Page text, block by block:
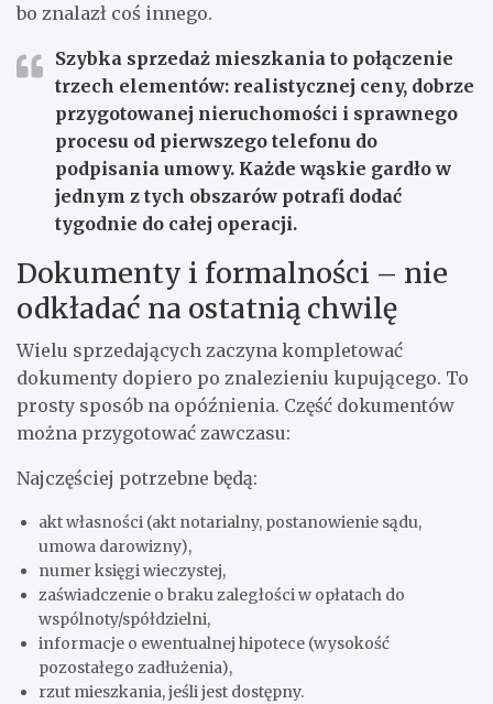
bo znalazł coś innego.
Szybka sprzedaż mieszkania to połączenie
trzech elementów: realistycznej ceny, dobrze
przygotowanej nieruchomości i sprawnego
procesu od pierwszego telefonu do
podpisania umowy. Każde wąskie gardło w
jednym z tych obszarów potrafi dodać
tygodnie do całej operacji.
Dokumenty i formalności – nie
odkładać na ostatnią chwilę
Wielu sprzedających zaczyna kompletować
dokumenty dopiero po znalezieniu kupującego. To
prosty sposób na opóźnienia. Część dokumentów
można przygotować zawczasu:
Najczęściej potrzebne będą:
akt własności (akt notarialny, postanowienie sądu,
umowa darowizny),
numer księgi wieczystej,
zaświadczenie o braku zaległości w opłatach do
wspólnoty/spółdzielni,
informacje o ewentualnej hipotece (wysokość
pozostałego zadłużenia),
rzut mieszkania, jeśli jest dostępny.